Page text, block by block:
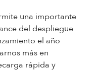
una importante
del despliegue
el año
más en
rápida y